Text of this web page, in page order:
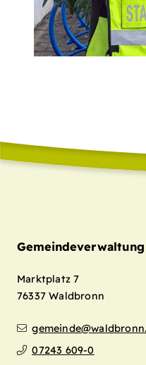
Marktplatz 7
76337 Waldbronn
07243 609-0